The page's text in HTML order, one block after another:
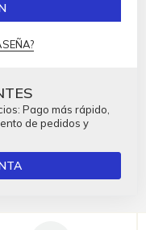
Pago más rápido,
de pedidos y